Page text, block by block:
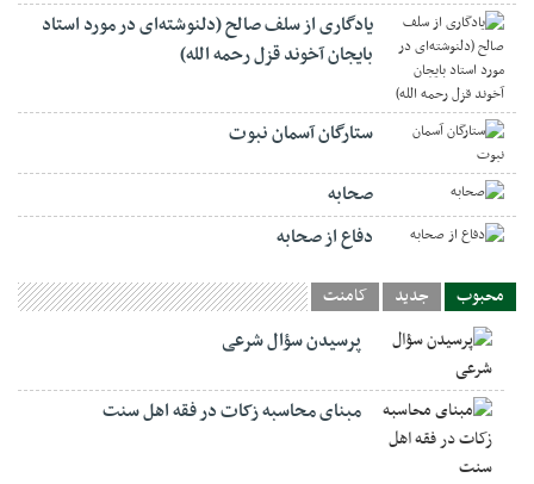
یادگاری از سلف صالح (دلنوشته‌ای در مورد استاد
بایجان آخوند قزل رحمه الله)
ستارگان آسمان نبوت
صحابه
دفاع از صحابه
محبوب جدید کامنت
پرسیدن سؤال شرعی
مبنای محاسبه زکات در فقه اهل سنت